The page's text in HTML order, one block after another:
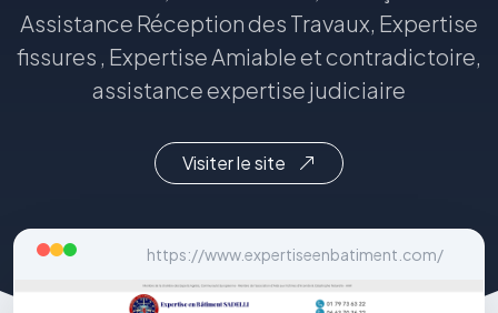
Assistance Réception des Travaux, Expertise
fissures , Expertise Amiable et contradictoire,
assistance expertise judiciaire
Visiter le site
https://www.expertiseenbatiment.com/